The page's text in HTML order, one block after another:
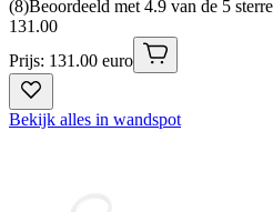
(8)Beoordeeld met 4.9 van de 5
131 .00
Prijs: 131.00 euro
Bekijk alles in wandspot